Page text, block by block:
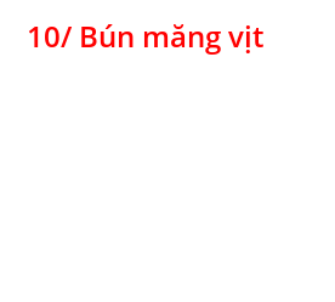
10/ Bún măng vịt